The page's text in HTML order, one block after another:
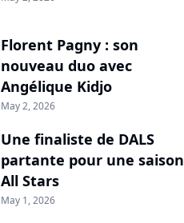
Florent Pagny : son
nouveau duo avec
Angélique Kidjo
May 2, 2026
Une finaliste de DALS
partante pour une saison
All Stars
May 1, 2026